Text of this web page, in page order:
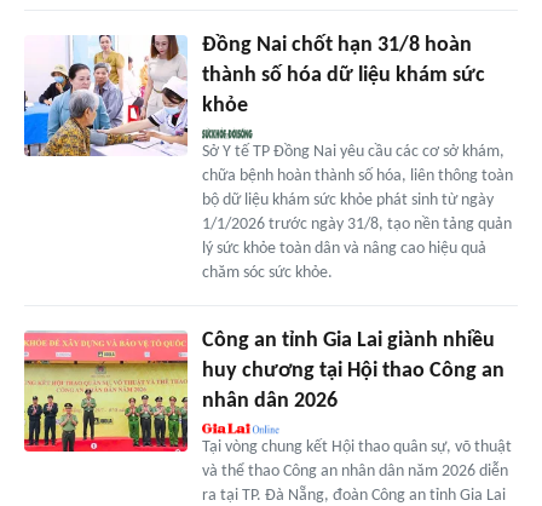
Đồng Nai chốt hạn 31/8 hoàn
thành số hóa dữ liệu khám sức
khỏe
Sở Y tế TP Đồng Nai yêu cầu các cơ sở khám,
chữa bệnh hoàn thành số hóa, liên thông toàn
bộ dữ liệu khám sức khỏe phát sinh từ ngày
1/1/2026 trước ngày 31/8, tạo nền tảng quản
lý sức khỏe toàn dân và nâng cao hiệu quả
chăm sóc sức khỏe.
Công an tỉnh Gia Lai giành nhiều
huy chương tại Hội thao Công an
nhân dân 2026
Tại vòng chung kết Hội thao quân sự, võ thuật
và thể thao Công an nhân dân năm 2026 diễn
ra tại TP. Đà Nẵng, đoàn Công an tỉnh Gia Lai